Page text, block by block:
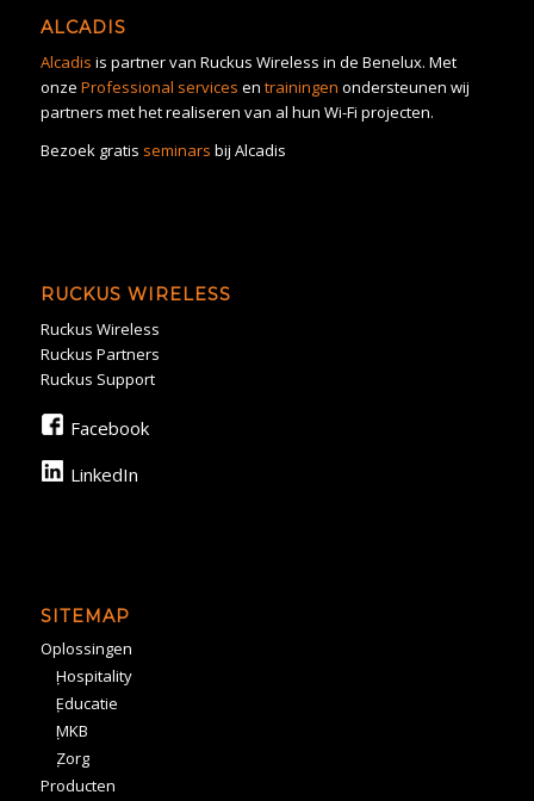
ALCADIS
Alcadis is partner van Ruckus Wireless in de Benelux. Met
onze Professional services en trainingen ondersteunen wij
partners met het realiseren van al hun Wi-Fi projecten.
Bezoek gratis seminars bij Alcadis
RUCKUS WIRELESS
Ruckus Wireless
Ruckus Partners
Ruckus Support
Facebook
LinkedIn
SITEMAP
Oplossingen
Hospitality
Educatie
MKB
Zorg
Producten